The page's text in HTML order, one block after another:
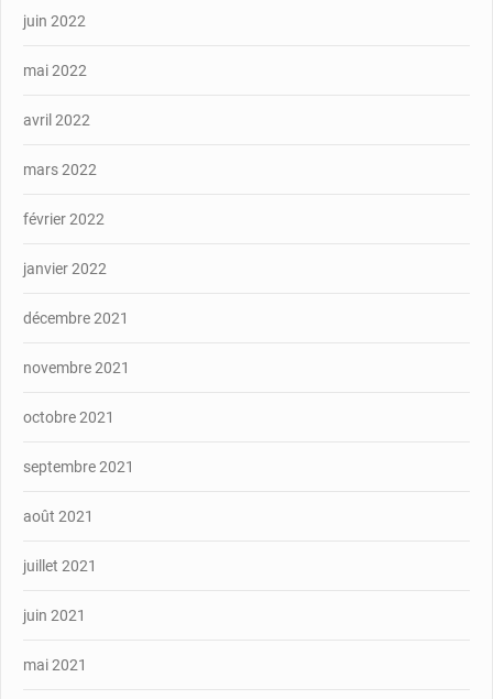
juin 2022
mai 2022
avril 2022
mars 2022
février 2022
janvier 2022
décembre 2021
novembre 2021
octobre 2021
septembre 2021
août 2021
juillet 2021
juin 2021
mai 2021